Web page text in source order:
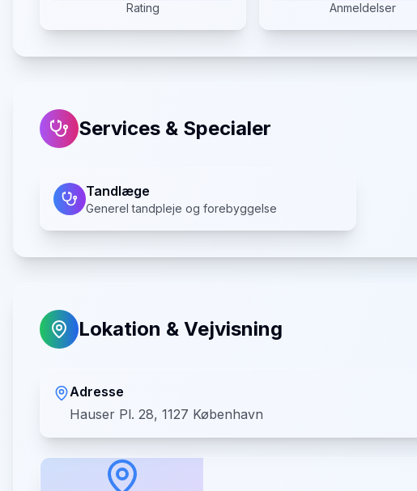
Rating Anmeldelser
Services & Specialer
Tandlæge
Generel tandpleje og forebyggelse
Lokation & Vejvisning
Adresse
Hauser Pl. 28, 1127 København